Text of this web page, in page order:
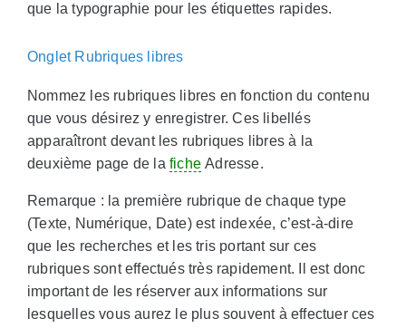
que la typographie pour les étiquettes rapides.
Onglet Rubriques libres
Nommez les rubriques libres en fonction du contenu
que vous désirez y enregistrer. Ces libellés
apparaîtront devant les rubriques libres à la
deuxième page de la ficheAdresse.
Remarque : la première rubrique de chaque type
(Texte, Numérique, Date) est indexée, c’est-à-dire
que les recherches et les tris portant sur ces
rubriques sont effectués très rapidement. Il est donc
important de les réserver aux informations sur
lesquelles vous aurez le plus souvent à effectuer ces